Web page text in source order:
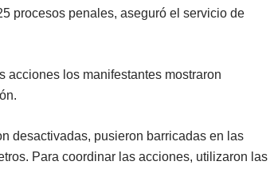
procesos penales, aseguró el servicio de
acciones los manifestantes mostraron
desactivadas, pusieron barricadas en las
Para coordinar las acciones, utilizaron las